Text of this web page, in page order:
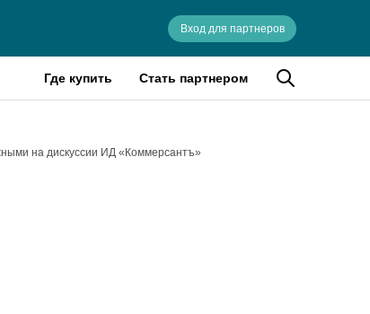
Вход для партнеров
Где купить Стать партнером
на дискуссии ИД «Коммерсантъ»